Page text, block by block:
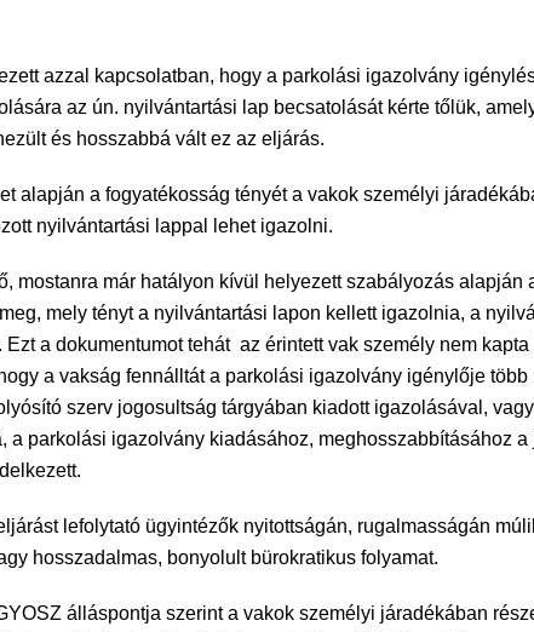
azzal kapcsolatban, hogy a parkolási igazolvány
az ún. nyilvántartási lap becsatolását kérte tőlük,
és hosszabbá vált ez az eljárás.
alapján a fogyatékosság tényét a vakok személyi
nyilvántartási lappal lehet igazolni.
mostanra már hatályon kívül helyezett szabályozás
mely tényt a nyilvántartási lapon kellett igazolnia, a
a dokumentumot tehát az érintett vak személy nem
a vakság fennálltát a parkolási igazolvány igénylője
szerv jogosultság tárgyában kiadott igazolásával,
a parkolási igazolvány kiadásához, meghosszabbításához
lefolytató ügyintézők nyitottságán, rugalmasságán
hosszadalmas, bonyolult bürokratikus folyamat.
álláspontja szerint a vakok személyi járadékában